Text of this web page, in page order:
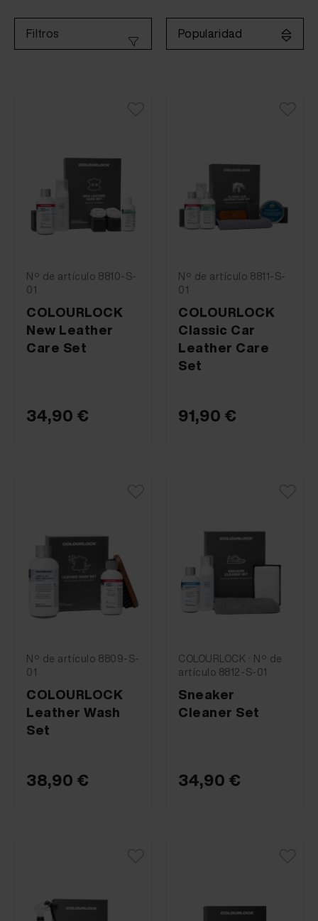
Popularidad
Filtros
Nº de artículo 8810-S-
01
COLOURLOCK
New Leather
Care Set
34,90 €
Nº de artículo 8811-S-
01
COLOURLOCK
Classic Car
Leather Care
Set
91,90 €
Nº de artículo 8809-S-
01
COLOURLOCK
Leather Wash
Set
38,90 €
COLOURLOCK · Nº de
artículo 8812-S-01
Sneaker
Cleaner Set
34,90 €